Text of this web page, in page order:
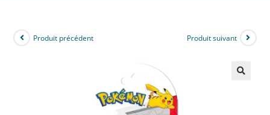
Produit précédent Produit suivant